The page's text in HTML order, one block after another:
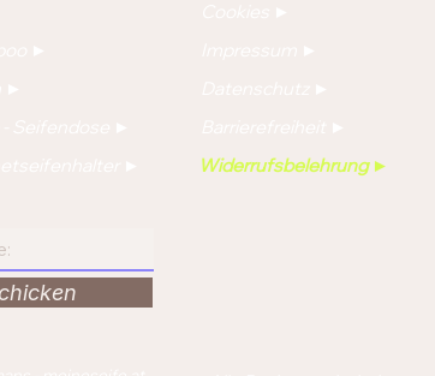
Widerrufsbelehrung ►